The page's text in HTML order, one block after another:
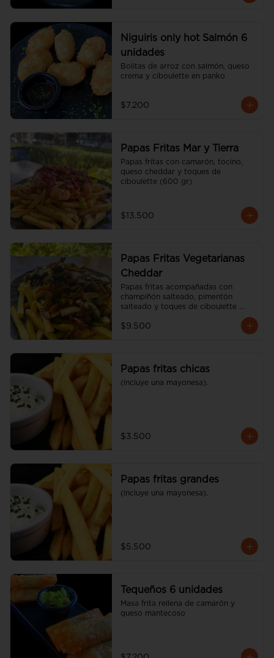
Niguiris only hot Salmón 6
unidades
Bolitas de arroz con salmón, queso
crema y ciboulette en panko
$7.200
Papas Fritas Mar y Tierra
Papas fritas con camarón, tocino,
queso cheddar y toques de
ciboulette (600 gr)
$13.500
Papas Fritas Vegetarianas
Cheddar
Papas fritas acompañadas con
champiñón salteado, pimentón
salteado y toques de ciboulette
$9.500
Papas fritas chicas
(incluye una mayonesa).
$3.500
Papas fritas grandes
(incluye una mayonesa).
$5.500
Tequeños 6 unidades
Masa frita rellena de camarón y
queso mantecoso